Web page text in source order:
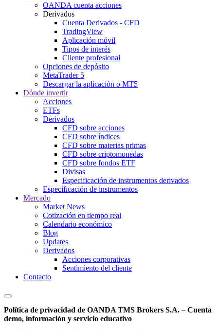
OANDA cuenta acciones
Derivados
Cuenta Derivados - CFD
TradingView
Aplicación móvil
Tipos de interés
Cliente profesional
Opciones de depósito
MetaTrader 5
Descargar la aplicación o MT5
Dónde invertir
Acciones
ETFs
Derivados
CFD sobre acciones
CFD sobre índices
CFD sobre materias primas
CFD sobre criptomonedas
CFD sobre fondos ETF
Divisas
Especificación de instrumentos derivados
Especificación de instrumentos
Mercado
Market News
Cotización en tiempo real
Calendario económico
Blog
Updates
Derivados
Acciones corporativas
Sentimiento del cliente
Contacto
Política de privacidad de OANDA TMS Brokers S.A. – Cuenta
demo, información y servicio educativo